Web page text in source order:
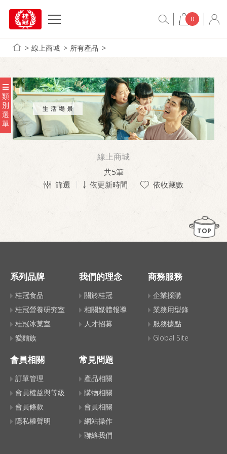
0
線上商城 所有產品
類
別
選
單
線上商城
共5筆
篩選
依更新時間 依收藏數
TOP
系列品牌
桂冠食品
桂冠營養研究室
桂冠冰菓室
愛麵族
我們的理念
關於桂冠
相關媒體報導
人才招募
商務服務
企業採購
業務用型錄
服務據點
Global Site
會員相關
訂單管理
會員權益與等級
會員條款
隱私權聲明
常見問題
產品相關
購物相關
會員相關
網站操作
聯絡我們